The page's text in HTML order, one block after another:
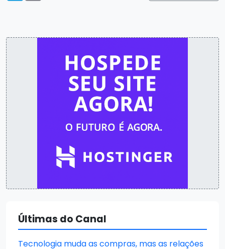
Últimas do Canal
Tecnologia muda as compras, mas as relações